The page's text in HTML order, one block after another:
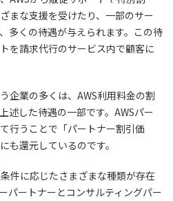
まな支援を受けたり、一部のサー
多くの待遇が与えられます。この待
を請求代行のサービス内で顧客に
企業の多くは、AWS利用料金の割
述した待遇の一部です。AWSパー
行うことで「パートナー割引価
も還元しているのです。
件に応じたさまざまな種類が存在
パートナーとコンサルティングパー